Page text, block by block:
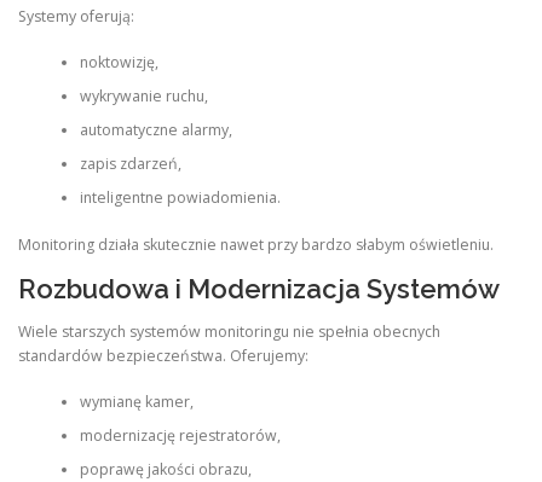
Systemy oferują:
noktowizję,
wykrywanie ruchu,
automatyczne alarmy,
zapis zdarzeń,
inteligentne powiadomienia.
Monitoring działa skutecznie nawet przy bardzo słabym oświetleniu.
Rozbudowa i Modernizacja Systemów
Wiele starszych systemów monitoringu nie spełnia obecnych
standardów bezpieczeństwa. Oferujemy:
wymianę kamer,
modernizację rejestratorów,
poprawę jakości obrazu,